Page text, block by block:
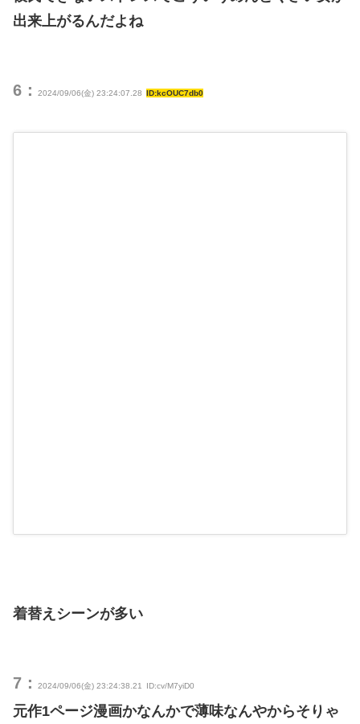
出来上がるんだよね
6： 2024/09/06(金) 23:24:07.28 ID:kcOUC7db0
着替えシーンが多い
7： 2024/09/06(金) 23:24:38.21 ID:cv/M7yiD0
元作1ページ漫画かなんかで薄味なんやからそりゃ